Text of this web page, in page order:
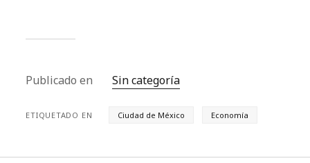
Publicado en Sin categoría
ETIQUETADO EN Ciudad de México Economía